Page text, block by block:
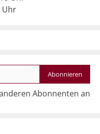
Uhr
Abonnieren
Abonnenten an